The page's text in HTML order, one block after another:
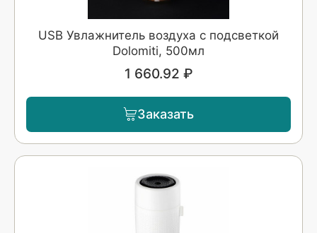
USB Увлажнитель воздуха с подсветкой
Dolomiti, 500мл
1 660.92 ₽
Заказать